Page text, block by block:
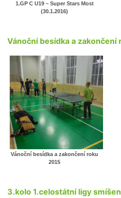
1.GP C U19 – Super Stars Most
(30.1.2016)
Vánoční besídka a zakončení
Vánoční besídka a zakončení roku
2015
3.kolo 1.celostátní ligy